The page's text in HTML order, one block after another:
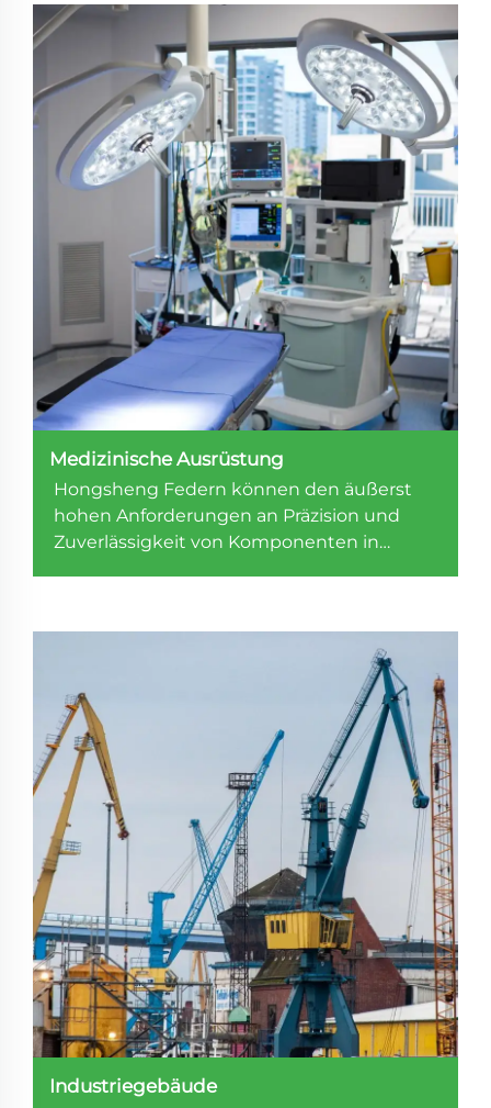
Medizinische Ausrüstung
Hongsheng Federn können den äußerst
hohen Anforderungen an Präzision und
Zuverlässigkeit von Komponenten in
Industriegebäude